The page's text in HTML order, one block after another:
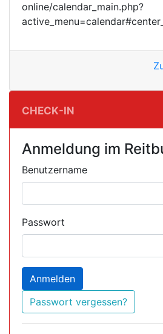
online/calendar_main.php?
Check-In
Anmeldung im
Benutzername
Passwort
Anmelden
Passwort vergessen?